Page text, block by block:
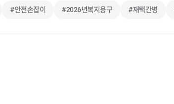
#안전손잡이 #2026년복지용구 #재택간병